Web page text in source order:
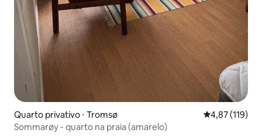
Quarto privativo ⋅ Tromsø 4,87 de uma
4,87 (119)
Sommarøy - quarto na praia (amarelo)